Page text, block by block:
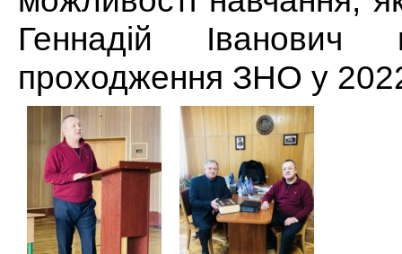
Геннадій Іванович
проходження ЗНО у